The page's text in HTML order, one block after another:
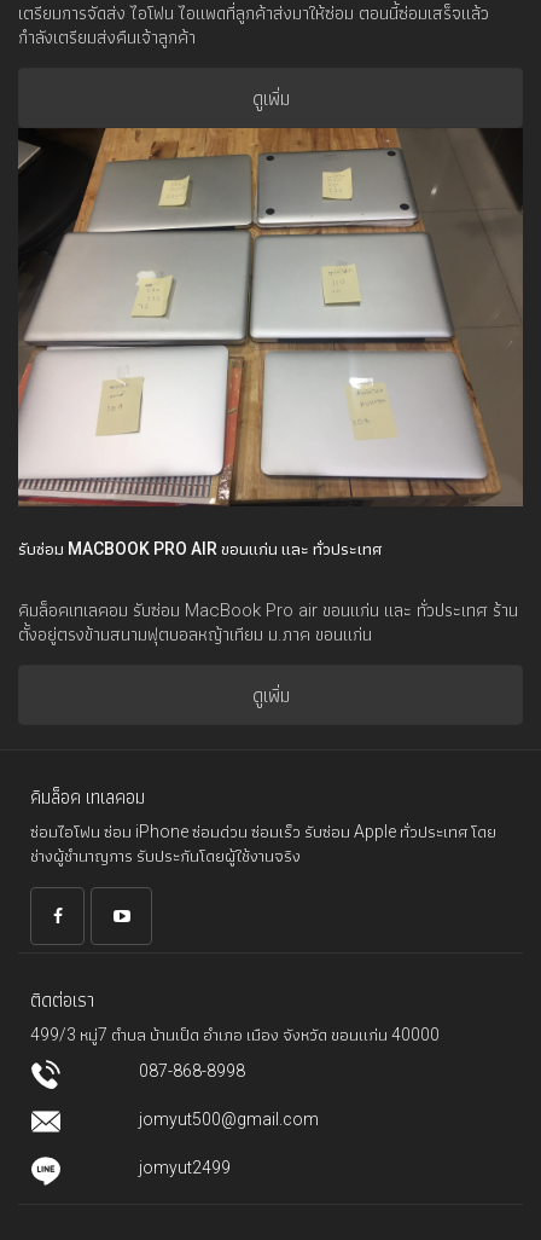
เตรียมการจัดส่ง ไอโฟน ไอแพดที่ลูกค้าส่งมาให้ซ่อม ตอนนี้ซ่อมเสร็จแล้ว
กำลังเตรียมส่งคืนเจ้าลูกค้า
ดูเพิ่ม
รับซ่อม MACBOOK PRO AIR ขอนแก่น และ ทั่วประเทศ
คิมล็อคเทเลคอม รับซ่อม MacBook Pro air ขอนแก่น และ ทั่วประเทศ ร้าน
ตั้งอยู่ตรงข้ามสนามฟุตบอลหญ้าเทียม ม.ภาค ขอนแก่น
ดูเพิ่ม
คิมล็อค เทเลคอม
ซ่อมไอโฟน ซ่อม iPhone ซ่อมด่วน ซ่อมเร็ว รับซ่อม Apple ทั่วประเทศ โดย
ช่างผู้ชำนาญการ รับประกันโดยผู้ใช้งานจริง
ติดต่อเรา
499/3 หมู่7 ตำบล บ้านเป็ด อำเภอ เมือง จังหวัด ขอนแก่น 40000
087-868-8998
jomyut500@gmail.com
jomyut2499